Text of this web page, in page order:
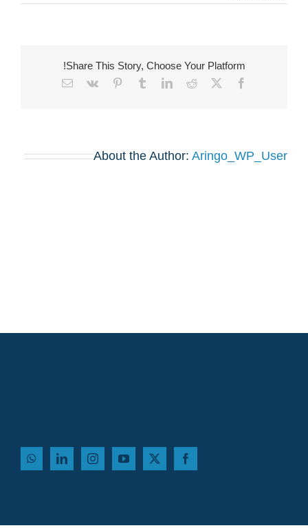
Share This Story, Choose Your Platform!
Facebook
X
Reddit
LinkedIn
Tumblr
Pinterest
Vk
Email
About the Author: Aringo_WP_User